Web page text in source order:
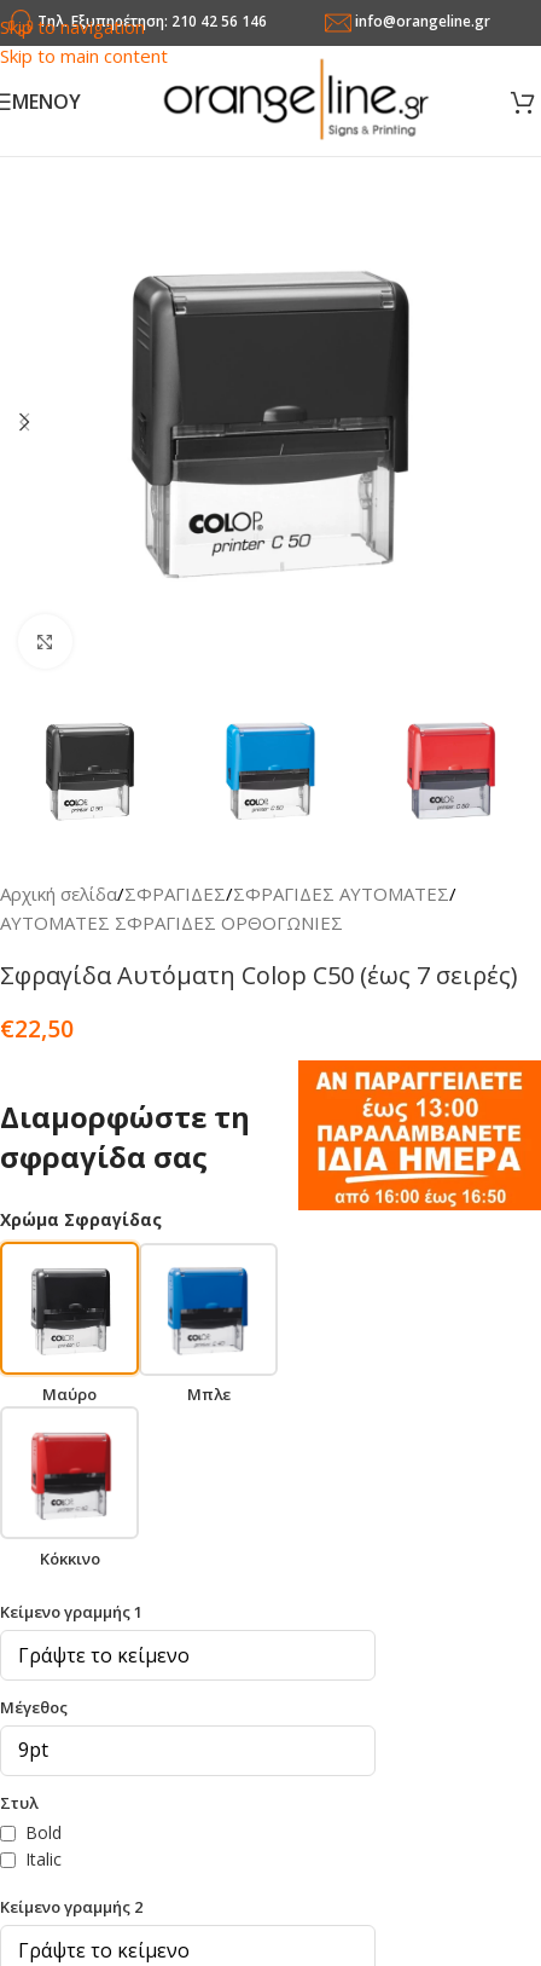
Skip to navigation
Skip to main content
Τηλ. Εξυπηρέτηση: 210 42 56 146 info@orangeline.gr
MENOY
Αρχική σελίδα/ΣΦΡΑΓΙΔΕΣ/ΣΦΡΑΓΙΔΕΣ ΑΥΤΟΜΑΤΕΣ/
ΑΥΤΟΜΑΤΕΣ ΣΦΡΑΓΙΔΕΣ ΟΡΘΟΓΩΝΙΕΣ
Σφραγίδα Αυτόματη Colop C50 (έως 7 σειρές)
€22,50
Διαμορφώστε τη
σφραγίδα σας
Χρώμα Σφραγίδας
Μαύρο Μπλε
Κόκκινο
Κείμενο γραμμής 1
Μέγεθος
Στυλ
Bold
Italic
Κείμενο γραμμής 2